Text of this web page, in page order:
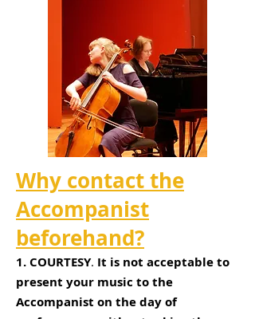
Why contact the
Accompanist
beforehand?
1. COURTESY. It is not acceptable to
present your music to the
Accompanist on the day of